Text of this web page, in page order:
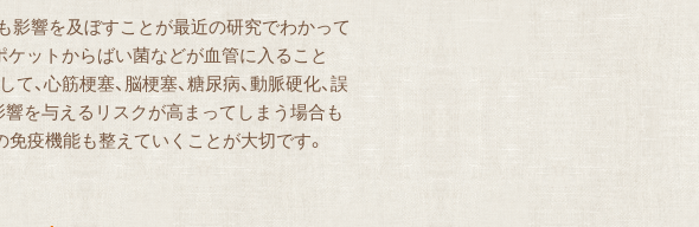
影響を及ぼすことが最近の研究でわかって
ケットからばい菌などが血管に入ること
、心筋梗塞、脳梗塞、糖尿病、動脈硬化、誤
響を与えるリスクが高まってしまう場合も
免疫機能も整えていくことが大切です。